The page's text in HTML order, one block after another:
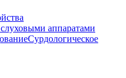
аппаратами
Сурдологическое